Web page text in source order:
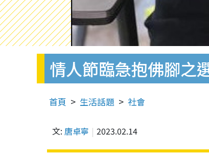
情人節臨急抱佛腳之
首頁 生活話題 社會
文: 唐卓寧 2023.02.14